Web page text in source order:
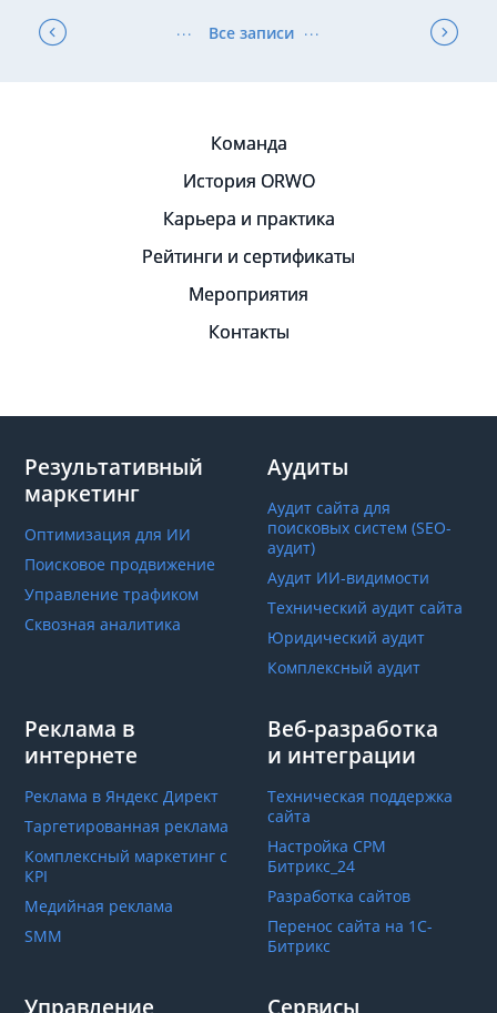
Все записи
Команда
История ORWO
Карьера и практика
Рейтинги и сертификаты
Мероприятия
Контакты
Результативный
маркетинг
Оптимизация для ИИ
Поисковое продвижение
Управление трафиком
Сквозная аналитика
Аудиты
Аудит сайта для
поисковых систем (SEO-
аудит)
Аудит ИИ-видимости
Технический аудит сайта
Юридический аудит
Комплексный аудит
Реклама в
интернете
Реклама в Яндекс Директ
Таргетированная реклама
Комплексный маркетинг с
КРІ
Медийная реклама
SMM
Веб-разработка
и интеграции
Техническая поддержка
сайта
Настройка СРМ
Битрикс_24
Разработка сайтов
Перенос сайта на 1С-
Битрикс